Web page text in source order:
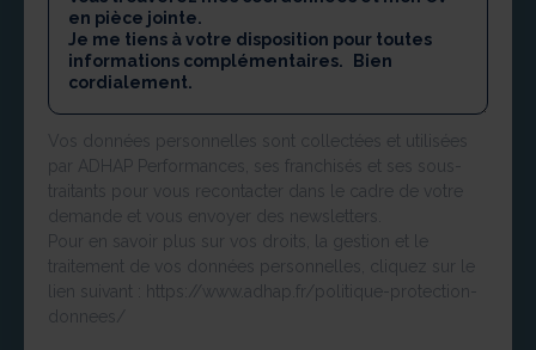
Vos données personnelles sont collectées et utilisées
par ADHAP Performances, ses franchisés et ses sous-
traitants pour vous recontacter dans le cadre de votre
demande et vous envoyer des newsletters.
Pour en savoir plus sur vos droits, la gestion et le
traitement de vos données personnelles, cliquez sur le
lien suivant : https://www.adhap.fr/politique-protection-
donnees/